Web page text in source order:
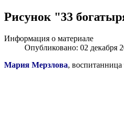
Рисунок "33
Информация о материале
Опубликовано: 02 декабря
Мария Мерзлова,